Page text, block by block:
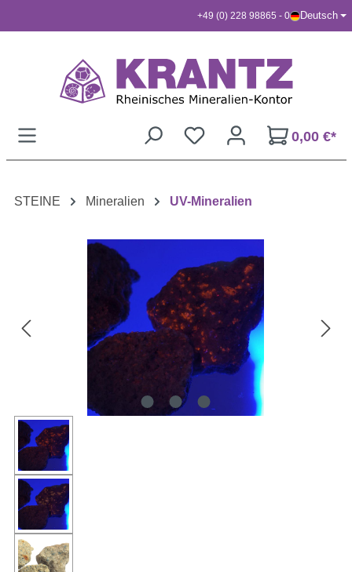
+49 (0) 228 98865 - 0 Deutsch
0,00 €*
STEINE Mineralien UV-Mineralien